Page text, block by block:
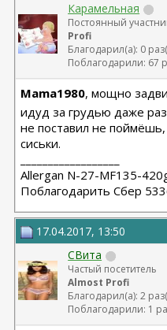
Карамельная
Постоянный
Profi
Благодарил(а): 0
Поблагодарили: 67
Mama1980, мощно
идуд за грудью даже
не поставил не
сиськи.
Allergan N-27-MF135-
Поблагодарить Сбер
17.04.2017, 13:50
СВита
Частый посетитель
Almost Profi
Благодарил(а): 2
Поблагодарили: 1